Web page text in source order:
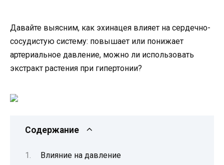
Давайте выясним, как эхинацея влияет на сердечно-
сосудистую систему: повышает или понижает
артериальное давление, можно ли использовать
экстракт растения при гипертонии?
Содержание
Влияние на давление